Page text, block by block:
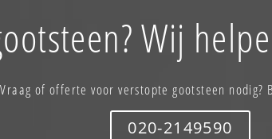
Wij
Vraag of offerte voor verstopte gootsteen nodig?
020-2149590